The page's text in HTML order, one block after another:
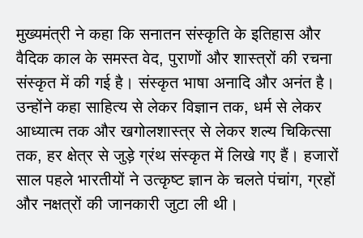
मुख्यमंत्री ने कहा कि सनातन संस्कृति के इतिहास और
वैदिक काल के समस्त वेद, पुराणों और शास्त्रों की रचना
संस्कृत में की गई है। संस्कृत भाषा अनादि और अनंत है।
उन्होंने कहा साहित्य से लेकर विज्ञान तक, धर्म से लेकर
आध्यात्म तक और खगोलशास्त्र से लेकर शल्य चिकित्सा
तक, हर क्षेत्र से जुड़े ग्रंथ संस्कृत में लिखे गए हैं। हजारों
साल पहले भारतीयों ने उत्कृष्ट ज्ञान के चलते पंचांग, ग्रहों
और नक्षत्रों की जानकारी जुटा ली थी।